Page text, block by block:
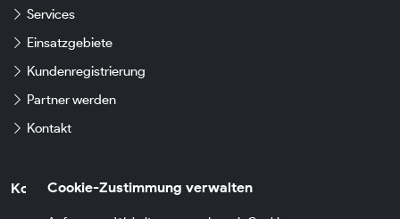
Cookie-Zustimmung verwalten
Services
Einsatzgebiete
Kundenregistrierung
Partner werden
Kontakt
Kontaktdaten